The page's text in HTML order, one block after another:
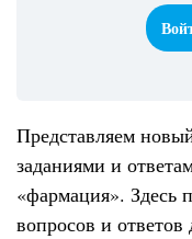
Представляем
заданиями и
«фармация». Здесь
вопросов и